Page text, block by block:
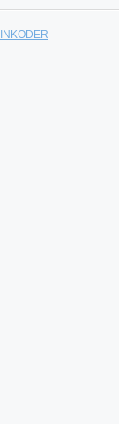
INKODER